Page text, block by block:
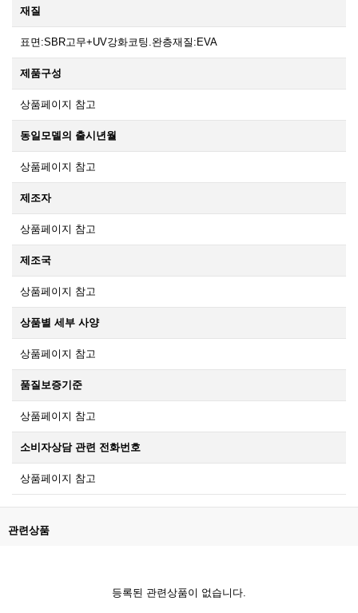
재질
표면:SBR고무+UV강화코팅.완층재질:EVA
제품구성
상품페이지 참고
동일모델의 출시년월
상품페이지 참고
제조자
상품페이지 참고
제조국
상품페이지 참고
상품별 세부 사양
상품페이지 참고
품질보증기준
상품페이지 참고
소비자상담 관련 전화번호
상품페이지 참고
관련상품
등록된 관련상품이 없습니다.